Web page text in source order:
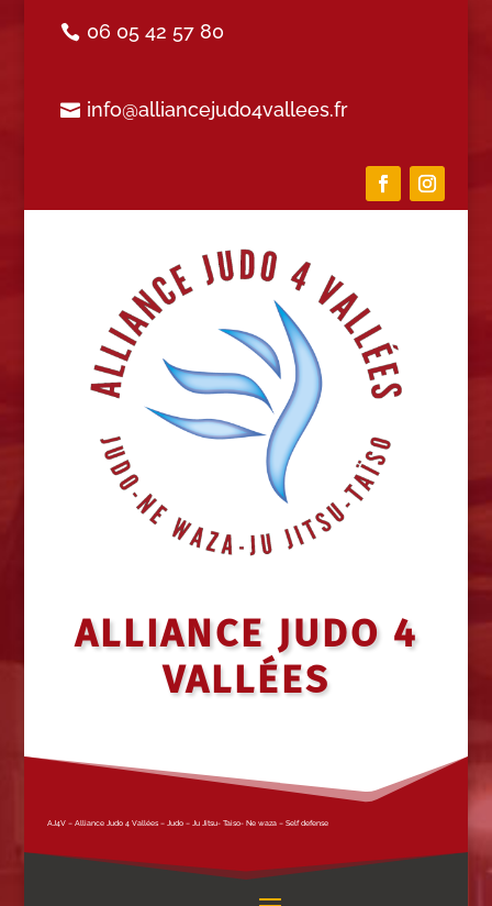
06 05 42 57 80
info@alliancejudo4vallees.fr
ALLIANCE JUDO 4
VALLÉES
AJ4V – Alliance Judo 4 Vallées – Judo – Ju Jitsu- Taiso- Ne waza – Self defense